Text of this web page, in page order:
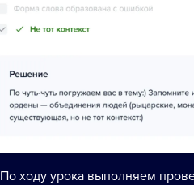
По ходу урока выполняем